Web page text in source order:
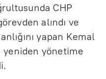
CHP
alındı ve
yapan Kemal
yeniden yönetime